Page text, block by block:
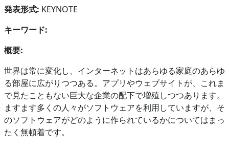
発表形式: KEYNOTE
キーワード:
概要:
世界は常に変化し、インターネットはあらゆる家庭のあらゆ
る部屋に広がりつつある。アプリやウェブサイトが、これま
で見たこともない巨大な企業の配下で増殖しつつあります。
ますます多くの人々がソフトウェアを利用していますが、そ
のソフトウェアがどのように作られているかについてはまっ
たく無頓着です。